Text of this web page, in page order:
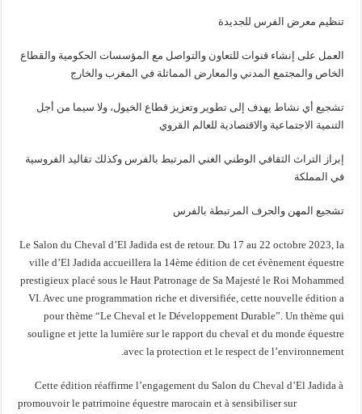
تنظيم معرض الفرس للجديدة
العمل على إنشاء قنوات للتعاون والتواصل مع المؤسسات الحكومية والقطاع
الخاص والمجتمع المدني والمعارض المماثلة في المغرب والخارج
تشجيع أي نشاط يهدف إلى تطوير وتعزيز قطاع الخيول، ولا سيما من أجل
التنمية الاجتماعية والاقتصادية للعالم القروي
إبراز التراث الثقافي الوطني الغني المرتبط بالفرس وكذلك تقاليد الفروسية
في المملكة
تشجيع المهن والحرف المرتبطة بالفرس
Le Salon du Cheval d’El Jadida est de retour. Du 17 au 22 octobre 2023, la
ville d’El Jadida accueillera la 14ème édition de cet évènement équestre
prestigieux placé sous le Haut Patronage de Sa Majesté le Roi Mohammed
VI. Avec une programmation riche et diversifiée, cette nouvelle édition a
pour thème “Le Cheval et le Développement Durable”. Un thème qui
souligne et jette la lumière sur le rapport du cheval et du monde équestre
avec la protection et le respect de l’environnement.
Cette édition réaffirme l’engagement du Salon du Cheval d’El Jadida à
promouvoir le patrimoine équestre marocain et à sensibiliser sur